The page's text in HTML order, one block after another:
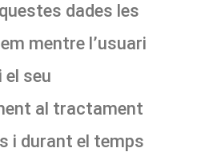
dades les
mentre l’usuari
el seu
al tractament
i durant el temps